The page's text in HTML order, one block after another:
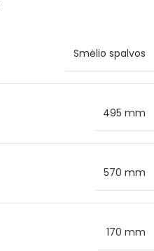
Smėlio spalvos
495 mm
570 mm
170 mm